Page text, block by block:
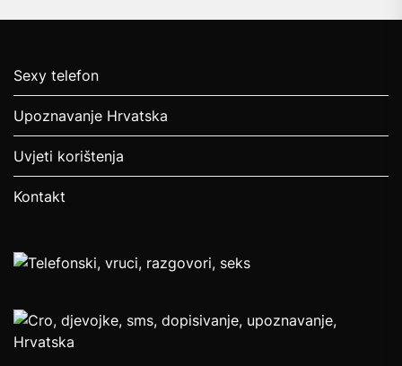
Sexy telefon
Upoznavanje Hrvatska
Uvjeti korištenja
Kontakt